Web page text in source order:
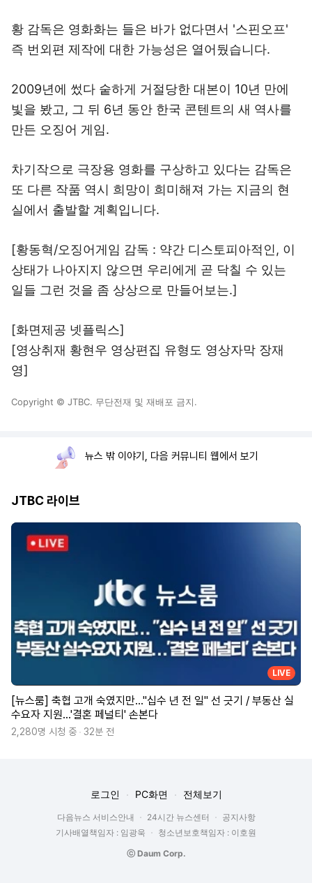
황 감독은 영화화는 들은 바가 없다면서 '스핀오프'
즉 번외편 제작에 대한 가능성은 열어뒀습니다.
2009년에 썼다 숱하게 거절당한 대본이 10년 만에
빛을 봤고, 그 뒤 6년 동안 한국 콘텐트의 새 역사를
만든 오징어 게임.
차기작으로 극장용 영화를 구상하고 있다는 감독은
또 다른 작품 역시 희망이 희미해져 가는 지금의 현
실에서 출발할 계획입니다.
[황동혁/오징어게임 감독 : 약간 디스토피아적인, 이
상태가 나아지지 않으면 우리에게 곧 닥칠 수 있는
일들 그런 것을 좀 상상으로 만들어보는.]
[화면제공 넷플릭스]
[영상취재 황현우 영상편집 유형도 영상자막 장재
영]
Copyright © JTBC. 무단전재 및 재배포 금지.
뉴스 밖 이야기, 다음 커뮤니티 웹에서 보기
JTBC 라이브
LIVE
[뉴스룸] 축협 고개 숙였지만…"십수 년 전 일" 선 긋기 / 부동산 실
수요자 지원…'결혼 페널티' 손본다
2,280명 시청 중 32분 전
로그인 PC화면 전체보기
다음뉴스 서비스안내 24시간 뉴스센터
공지사항
기사배열책임자 : 임광욱
청소년보호책임자 : 이호원
ⓒ Daum Corp.